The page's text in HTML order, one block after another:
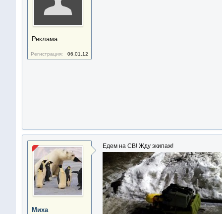
Реклама
Регистрация: 06.01.12
Миха
Едем на СВ! Жду экипаж!